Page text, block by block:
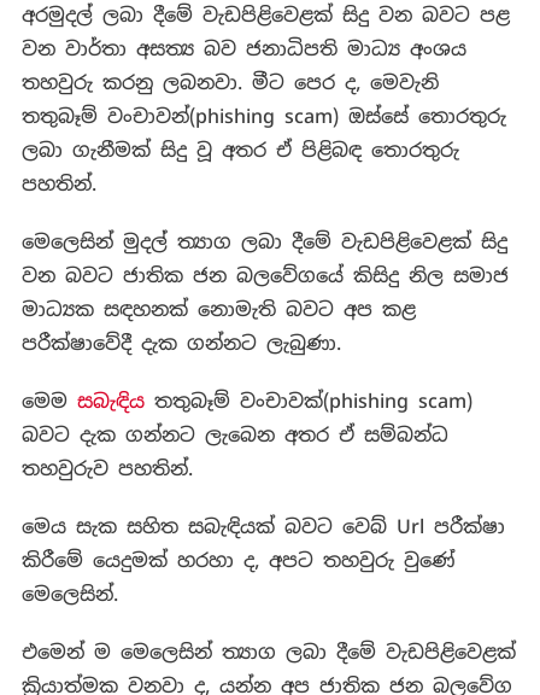
අරමුදල් ලබා දීමේ වැඩපිළිවෙළක් සිදු වන බවට පළ
වන වාර්තා අසත්‍ය බව ජනාධිපති මාධ්‍ය අංශය
තහවුරු කරනු ලබනවා. මීට පෙර ද, මෙවැනි
තතුබෑම් වංචාවන්(phishing scam) ඔස්සේ තොරතුරු
ලබා ගැනීමක් සිදු වූ අතර ඒ පිළිබඳ තොරතුරු
පහතින්.
මෙලෙසින් මුදල් ත්‍යාග ලබා දීමේ වැඩපිළිවෙළක් සිදු
වන බවට ජාතික ජන බලවේගයේ කිසිදු නිල සමාජ
මාධ්‍යක සඳහනක් නොමැති බවට අප කළ
පරීක්ෂාවේදී දැක ගන්නට ලැබුණා.
මෙම සබැඳියතතුබෑම් වංචාවක්(phishing scam)
බවට දැක ගන්නට ලැබෙන අතර ඒ සම්බන්ධ
තහවුරුව පහතින්.
මෙය සැක සහිත සබැඳියක් බවට වෙබ් Url පරීක්ෂා
කිරීමේ යෙදුමක් හරහා ද, අපට තහවුරු වුණේ
මෙලෙසින්.
එමෙන් ම මෙලෙසින් ත්‍යාග ලබා දීමේ වැඩපිළිවෙළක්
ක්‍රියාත්මක වනවා ද, යන්න අප ජාතික ජන බලවේග